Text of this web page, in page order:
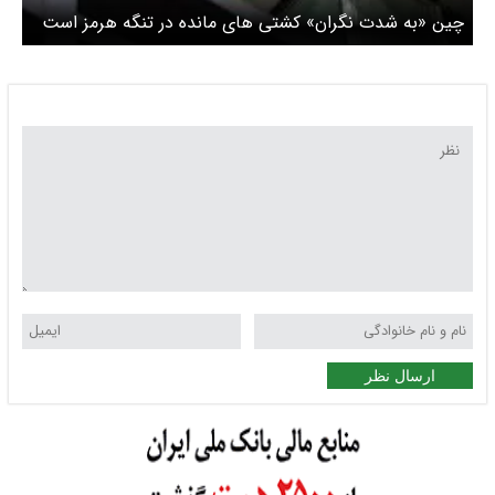
چین «به شدت نگران» کشتی های مانده در تنگه هرمز است
/ یک کشتی چینی مورد حمله قرار گرفت
ارسال نظر